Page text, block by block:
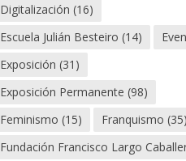
Digitalización (16)
Escuela Julián Besteiro (14)
Exposición (31)
Exposición Permanente (98)
Feminismo (15) Franquismo (35)
Fundación Francisco Largo